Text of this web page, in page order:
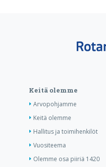
Keitä olemme
Arvopohjamme
Keitä olemme
Hallitus ja toimihenkilöt
Vuositeema
Olemme osa piiriä 1420